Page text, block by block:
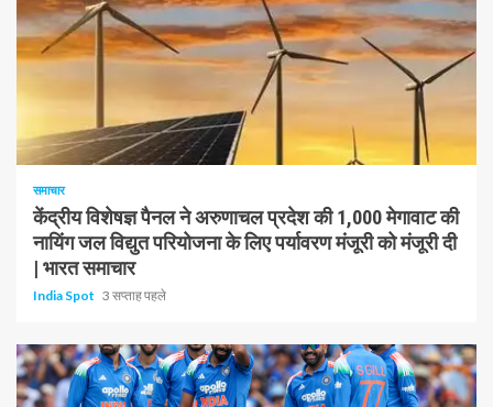
1 न्यूनतम पढ़ा
समाचार
केंद्रीय विशेषज्ञ पैनल ने अरुणाचल प्रदेश की 1,000 मेगावाट की
नायिंग जल विद्युत परियोजना के लिए पर्यावरण मंजूरी को मंजूरी दी
| भारत समाचार
India Spot 3 सप्ताह पहले